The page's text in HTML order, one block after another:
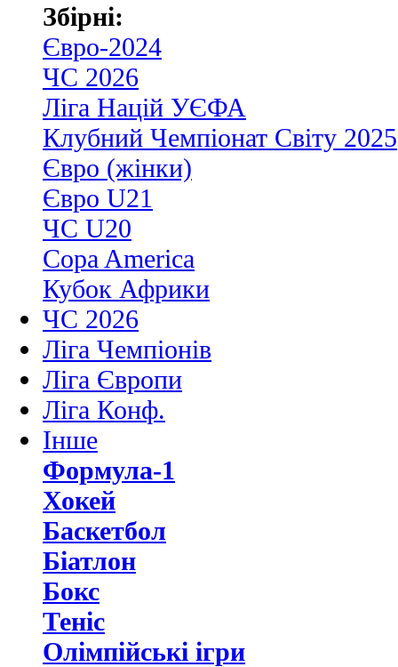
Збірні:
Євро-2024
ЧС 2026
Ліга Націй УЄФА
Клубний Чемпіонат Світу 2025
Євро (жінки)
Євро U21
ЧС U20
Copa America
Кубок Африки
ЧС 2026
Ліга Чемпіонів
Ліга Європи
Ліга Конф.
Інше
Формула-1
Хокей
Баскетбол
Біатлон
Бокс
Теніс
Олімпійські ігри